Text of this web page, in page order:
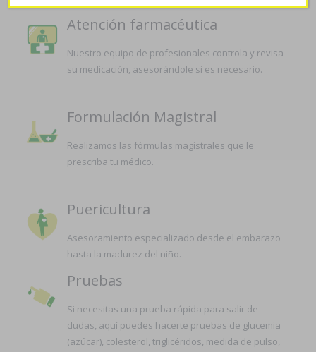
Atención farmacéutica
Nuestro equipo de profesionales controla y revisa
su medicación, asesorándole si es necesario.
Formulación Magistral
Realizamos las fórmulas magistrales que le
prescriba tu médico.
Puericultura
Asesoramiento especializado desde el embarazo
hasta la madurez del niño.
Pruebas
Si necesitas una prueba rápida para salir de
dudas, aquí puedes hacerte pruebas de glucemia
(azúcar), colesterol, triglicéridos, medida de pulso,